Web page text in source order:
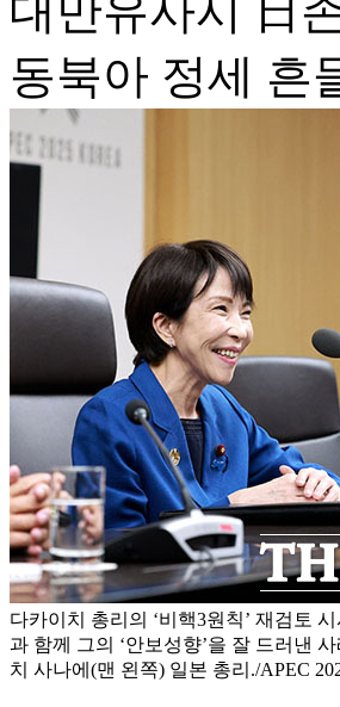
대만유사시 日
동북아 정세 흔
다카이치 총리의 ‘비핵3원칙’ 재검토
과 함께 그의 ‘안보성향’을 잘 드러낸
치 사나에(맨 왼쪽) 일본 총리./APEC